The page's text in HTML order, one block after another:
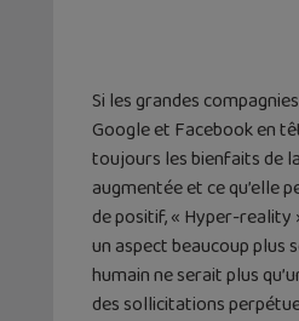
Si les grandes
Google et Facebook en
toujours les bienfaits de
augmentée et ce qu’elle
de positif, « Hyper-
un aspect beaucoup plus
humain ne serait plus
des sollicitations